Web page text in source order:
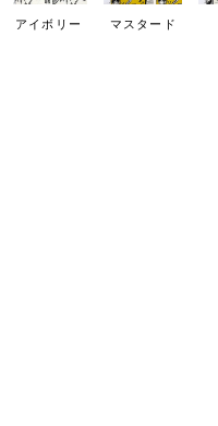
アイボリー マスタード